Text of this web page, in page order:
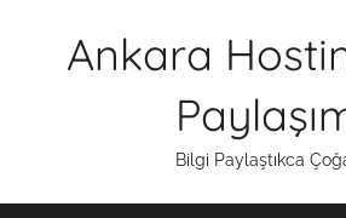
Ankara
Bilgi Paylaştıkca